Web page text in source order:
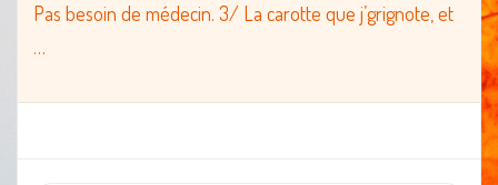
Pas besoin de médecin. 3/ La carotte que j’grignote, et
…